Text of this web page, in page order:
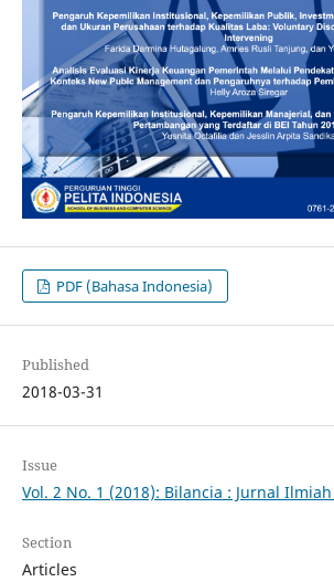
PDF (Bahasa Indonesia)
Published
2018-03-31
Issue
Vol. 2 No. 1 (2018): Bilancia : Jurnal
Section
Articles